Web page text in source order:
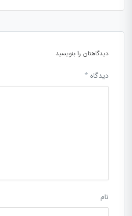
دیدگاهتان را بنویسید
دیدگاه *
نام